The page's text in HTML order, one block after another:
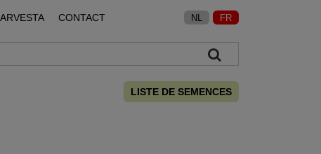
CONTACT NL FR
LISTE DE SEMENCES